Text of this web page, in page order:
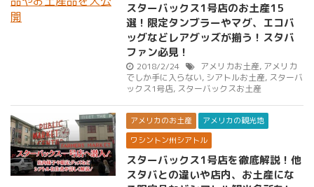
スターバックス1号店のお土産15
選！限定タンブラーやマグ、エコバ
ッグなどレアグッズが揃う！スタバ
ファン必見！
2018/2/24 アメリカお土産, アメリカ
でしか手に入らない, シアトルお土産, スターバ
ックス1号店, スターバックスお土産
アメリカのお土産
アメリカの観光地
ワシントン州シアトル
スターバックス1号店を徹底解説！他
スタバとの違いや店内、お土産にな